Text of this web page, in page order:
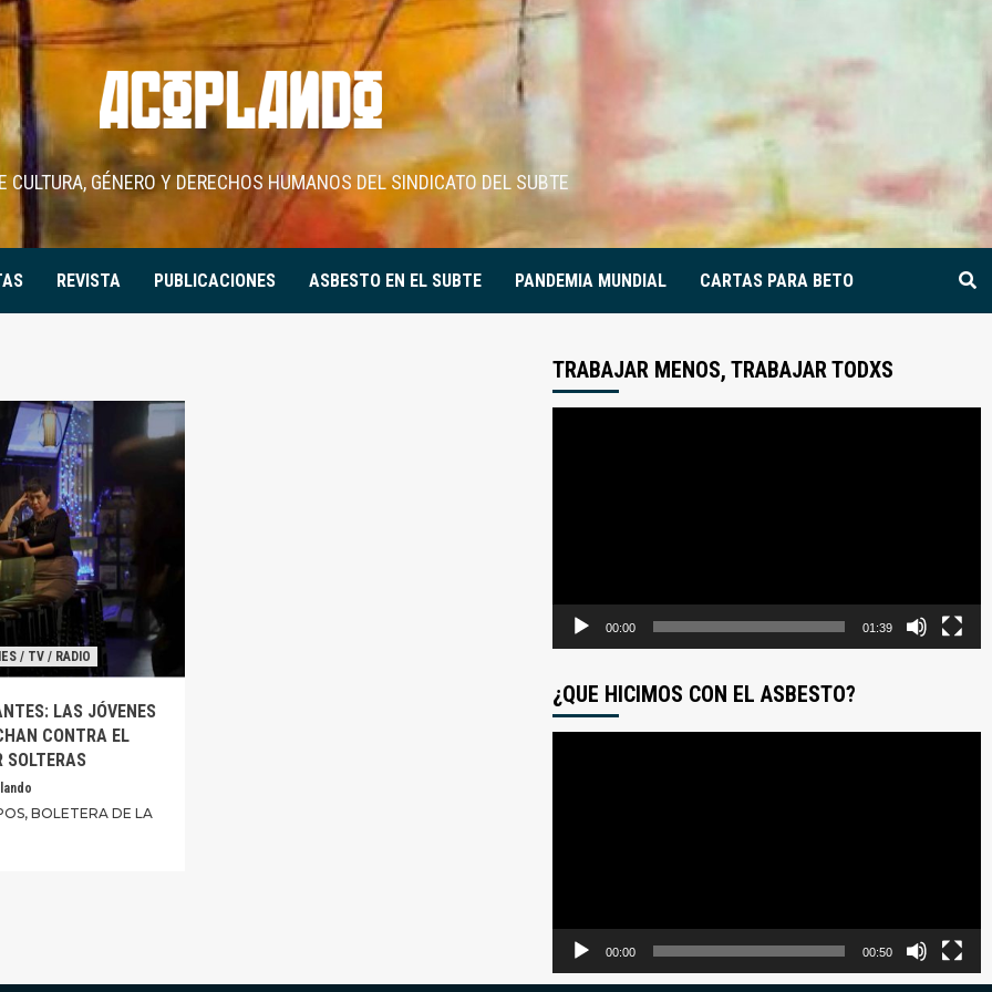
CULTURA, GÉNERO Y DERECHOS HUMANOS DEL SINDICATO DEL SUBTE
REVISTA PUBLICACIONES ASBESTO EN EL SUBTE PANDEMIA MUNDIAL CARTAS PARA BETO
/ TV / RADIO
LAS JÓVENES
CONTRA EL
SOLTERAS
BOLETERA DE LA
TRABAJAR MENOS, TRABAJAR TODXS
00:00 01:39
¿QUE HICIMOS CON EL ASBESTO?
00:00 00:50